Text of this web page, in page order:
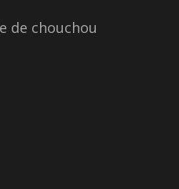
de chouchou